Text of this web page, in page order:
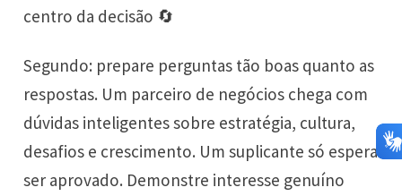
centro da decisão 🔄
Segundo: prepare perguntas tão boas quanto as
respostas. Um parceiro de negócios chega com
dúvidas inteligentes sobre estratégia, cultura,
desafios e crescimento. Um suplicante só espera
ser aprovado. Demonstre interesse genuíno